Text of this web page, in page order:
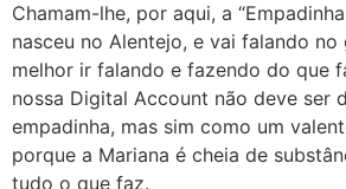
Chamam-lhe, por aqui, a
nasceu no Alentejo, e vai falando
melhor ir falando e fazendo do que
nossa Digital Account não deve ser
empadinha, mas sim como um
porque a Mariana é cheia de
tudo o que faz.